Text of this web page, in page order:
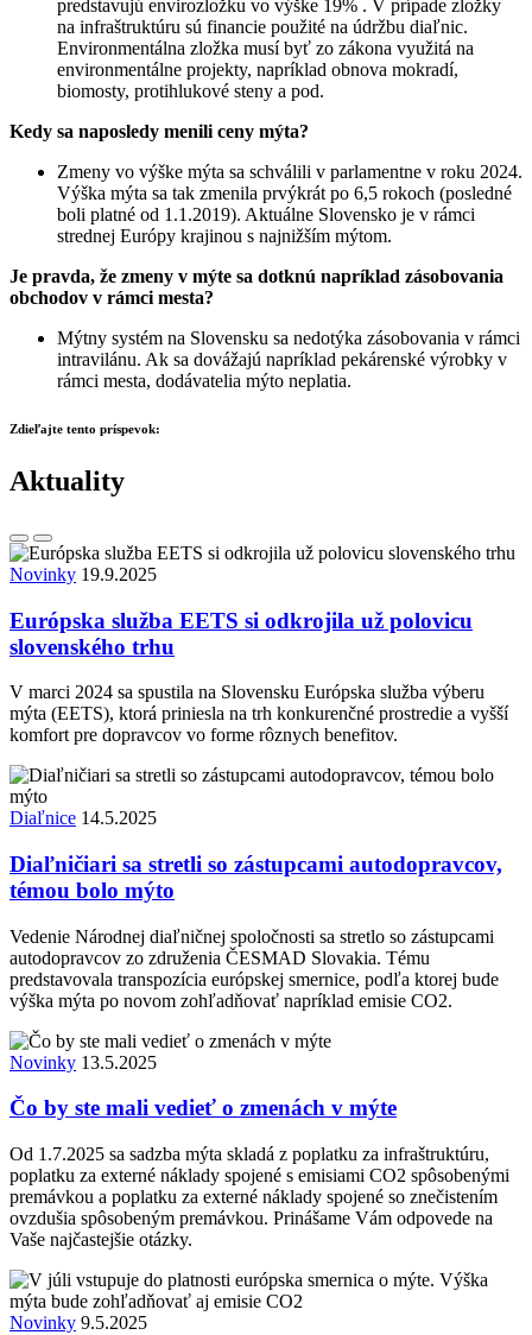
predstavujú envirozložku vo výške 19% . V prípade zložky
na infraštruktúru sú financie použité na údržbu diaľnic.
Environmentálna zložka musí byť zo zákona využitá na
environmentálne projekty, napríklad obnova mokradí,
biomosty, protihlukové steny a pod.
Kedy sa naposledy menili ceny mýta?
Zmeny vo výške mýta sa schválili v parlamentne v roku 2024.
Výška mýta sa tak zmenila prvýkrát po 6,5 rokoch (posledné
boli platné od 1.1.2019). Aktuálne Slovensko je v rámci
strednej Európy krajinou s najnižším mýtom.
Je pravda, že zmeny v mýte sa dotknú napríklad zásobovania
obchodov v rámci mesta?
Mýtny systém na Slovensku sa nedotýka zásobovania v rámci
intravilánu. Ak sa dovážajú napríklad pekárenské výrobky v
rámci mesta, dodávatelia mýto neplatia.
Zdieľajte tento príspevok:
Aktuality
Novinky 19.9.2025
Európska služba EETS si odkrojila už polovicu
slovenského trhu
V marci 2024 sa spustila na Slovensku Európska služba výberu
mýta (EETS), ktorá priniesla na trh konkurenčné prostredie a vyšší
komfort pre dopravcov vo forme rôznych benefitov.
Diaľnice 14.5.2025
Diaľničiari sa stretli so zástupcami autodopravcov,
témou bolo mýto
Vedenie Národnej diaľničnej spoločnosti sa stretlo so zástupcami
autodopravcov zo združenia ČESMAD Slovakia. Tému
predstavovala transpozícia európskej smernice, podľa ktorej bude
výška mýta po novom zohľadňovať napríklad emisie CO2.
Novinky 13.5.2025
Čo by ste mali vedieť o zmenách v mýte
Od 1.7.2025 sa sadzba mýta skladá z poplatku za infraštruktúru,
poplatku za externé náklady spojené s emisiami CO2 spôsobenými
premávkou a poplatku za externé náklady spojené so znečistením
ovzdušia spôsobeným premávkou. Prinášame Vám odpovede na
Vaše najčastejšie otázky.
Novinky 9.5.2025